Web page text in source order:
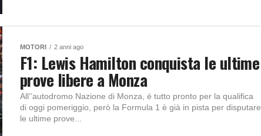
MOTORI 2 anni ago
F1: Lewis Hamilton conquista le ultime
prove libere a Monza
All’’autodromo Nazione di Monza, é tutto pronto per la qualifica
di oggi pomeriggio, però la Formula 1 è già in pista per disputare
le ultime prove...